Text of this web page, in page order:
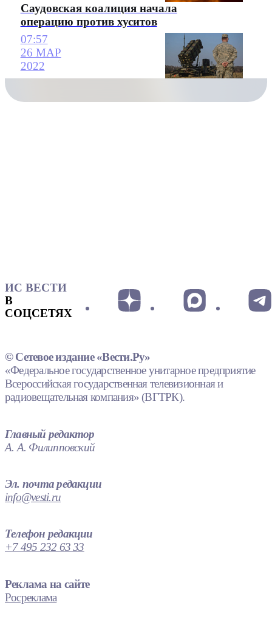
Саудовская коалиция начала
операцию против хуситов
07:57
26 МАР
2022
ИС ВЕСТИ
В
СОЦСЕТЯХ
© Сетевое издание «Вести.Ру»
«Федеральное государственное унитарное предприятие
Всероссийская государственная телевизионная и
радиовещательная компания» (ВГТРК).
Главный редактор
А. А. Филипповский
Эл. почта редакции
info@vesti.ru
Телефон редакции
+7 495 232 63 33
Реклама на сайте
Росреклама